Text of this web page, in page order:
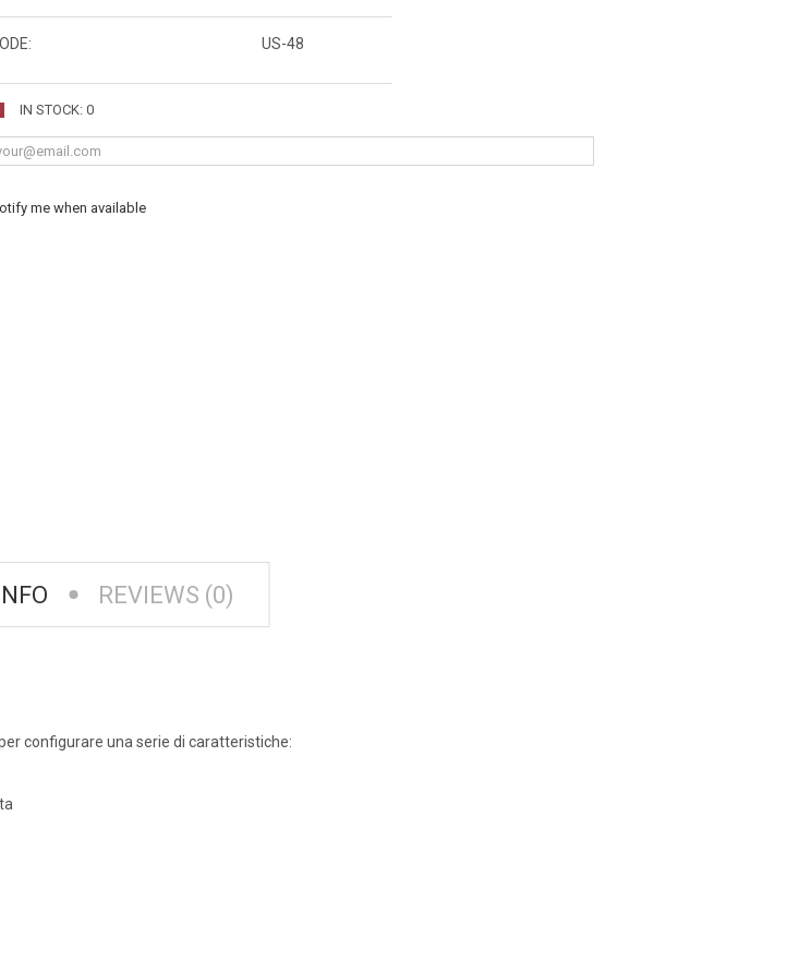
US-48
IN STOCK: 0
me when available
REVIEWS (0)
configurare una serie di caratteristiche: